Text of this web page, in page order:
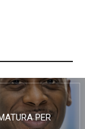
PER